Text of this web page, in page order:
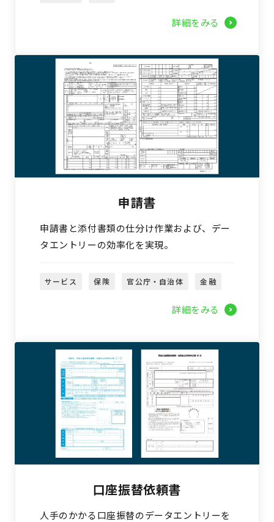
詳細をみる
申請書
申請書と添付書類の仕分け作業および、デー
タエントリーの効率化を実現。
サービス 保険 官公庁・自治体 金融
詳細をみる
口座振替依頼書
人手のかかる口座振替のデータエントリーを